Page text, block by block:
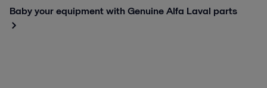
Baby your equipment with Genuine Alfa Laval parts